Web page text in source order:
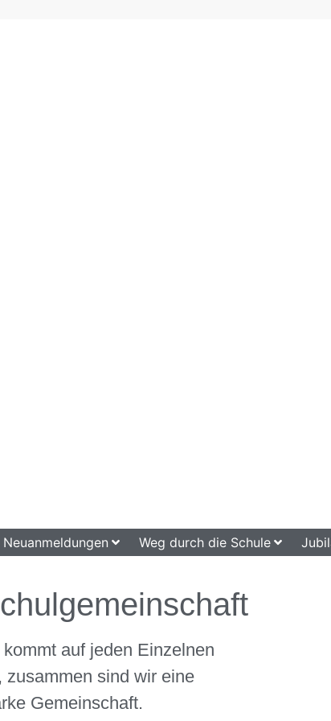
Neuanmeldungen Weg durch die Schule
kommt auf jeden Einzelnen
zusammen sind wir eine
Gemeinschaft.